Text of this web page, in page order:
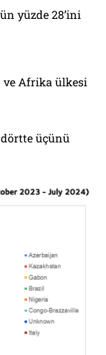
yüzde 28’ini
ve Afrika ülkesi
üçünü